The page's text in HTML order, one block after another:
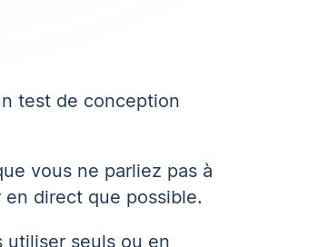
test de conception
vous ne parliez pas à
direct que possible.
utiliser seuls ou en